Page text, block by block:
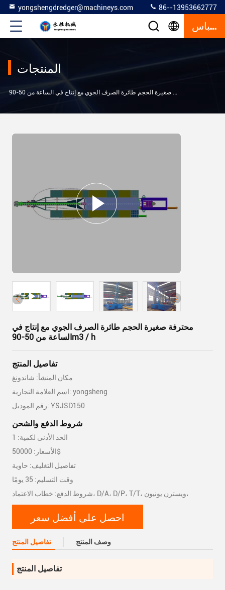
yongshengdredger@machineys.com 86--13953662777
إقتباس
المنتجات
محترفة صغيرة الحجم طائرة الصرف الجوي مع إنتاج في
الساعة من 50-90m3 / h
تفاصيل المنتج
مكان المنشأ: شاندونغ
اسم العلامة التجارية: yongsheng
رقم الموديل: YSJSD150
شروط الدفع والشحن
الحد الأدنى لكمية: 1
الأسعار: 50000$
تفاصيل التغليف: حاوية
وقت التسليم: 35 يومًا
شروط الدفع: خطاب الاعتماد، D/A، D/P، T/T، ويسترن يونيون،
احصل على أفضل سعر
تفاصيل المنتج وصف المنتج
تفاصيل المنتج